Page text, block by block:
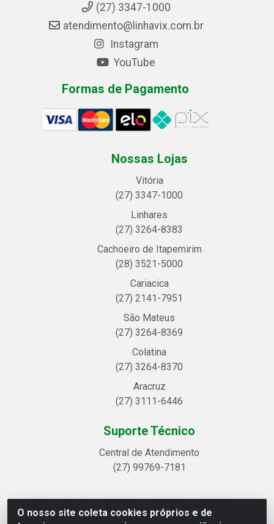
O nosso site coleta cookies próprios e de
(27) 3347-1000
atendimento@linhavix.com.br
Instagram
YouTube
Formas de Pagamento
Nossas Lojas
Vitória
(27) 3347-1000
Linhares
(27) 3264-8383
Cachoeiro de Itapemirim
(28) 3521-5000
Cariacica
(27) 2141-7951
São Mateus
(27) 3264-8369
Colatina
(27) 3264-8370
Aracruz
(27) 3111-6446
Suporte Técnico
Central de Atendimento
(27) 99769-7181
Linhavix Distribuidora LTDA - Avenida Alegre, 2521 -